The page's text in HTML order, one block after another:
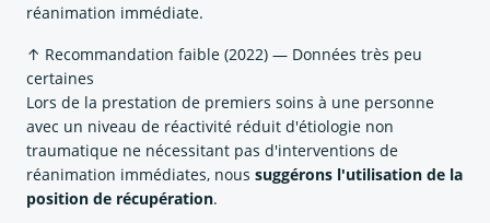
réanimation immédiate.
↑ Recommandation faible (2022) — Données très peu
certaines
Lors de la prestation de premiers soins à une personne
avec un niveau de réactivité réduit d'étiologie non
traumatique ne nécessitant pas d'interventions de
réanimation immédiates, nous suggérons l'utilisation de la
position de récupération.